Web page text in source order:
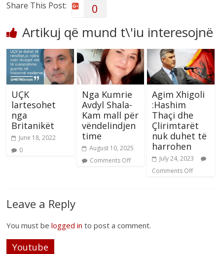
Share This Post: 0
Artikuj që mund t\'iu interesojnë
UÇK
lartesohet
nga
Britanikët
June 18, 2022
0
Nga Kumrie
Avdyl Shala-
Kam mall për
vëndelindjen
time
August 10, 2025
Comments Off
Agim Xhigoli
:Hashim
Thaçi dhe
Çlirimtarët
nuk duhet të
harrohen
July 24, 2023
Comments Off
Leave a Reply
You must belogged in to post a comment.
Youtube